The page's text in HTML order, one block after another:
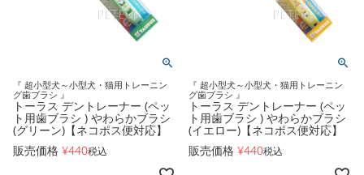
『 超小型犬～小型犬・猫用トレーニン
グ歯ブラシ 』
トーラス デントレーナー (ペッ
ト用歯ブラシ ) やわらかブラシ
(グリーン)【ネコポス便対応】
販売価格 ¥440税込
『 超小型犬～小型犬・猫用トレーニン
グ歯ブラシ 』
トーラス デントレーナー (ペッ
ト用歯ブラシ ) やわらかブラシ
(イエロー)【ネコポス便対応】
販売価格 ¥440税込